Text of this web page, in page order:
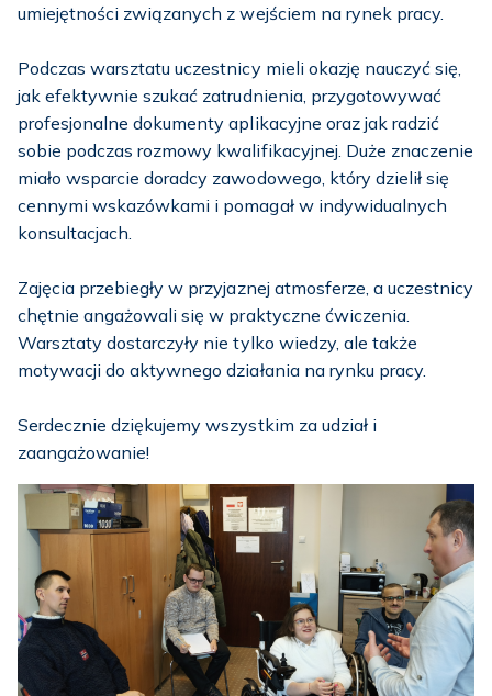
umiejętności związanych z wejściem na rynek pracy.
Podczas warsztatu uczestnicy mieli okazję nauczyć się,
jak efektywnie szukać zatrudnienia, przygotowywać
profesjonalne dokumenty aplikacyjne oraz jak radzić
sobie podczas rozmowy kwalifikacyjnej. Duże znaczenie
miało wsparcie doradcy zawodowego, który dzielił się
cennymi wskazówkami i pomagał w indywidualnych
konsultacjach.
Zajęcia przebiegły w przyjaznej atmosferze, a uczestnicy
chętnie angażowali się w praktyczne ćwiczenia.
Warsztaty dostarczyły nie tylko wiedzy, ale także
motywacji do aktywnego działania na rynku pracy.
Serdecznie dziękujemy wszystkim za udział i
zaangażowanie!